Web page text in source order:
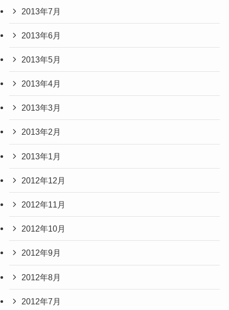
2013年7月
2013年6月
2013年5月
2013年4月
2013年3月
2013年2月
2013年1月
2012年12月
2012年11月
2012年10月
2012年9月
2012年8月
2012年7月